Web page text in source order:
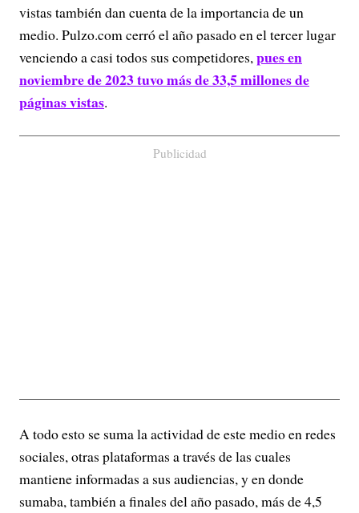
vistas también dan cuenta de la importancia de un
medio. Pulzo.com cerró el año pasado en el tercer lugar
venciendo a casi todos sus competidores,pues en
noviembre de 2023 tuvo más de 33,5 millones de
páginas vistas.
Publicidad
A todo esto se suma la actividad de este medio en redes
sociales, otras plataformas a través de las cuales
mantiene informadas a sus audiencias, y en donde
sumaba, también a finales del año pasado, más de 4,5